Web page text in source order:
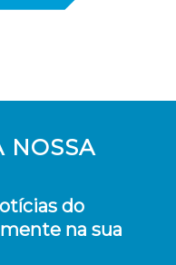
NOSSA
do
na sua